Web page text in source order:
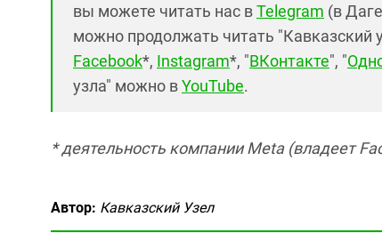
вы можете читать нас вTelegram (в
можно продолжать читать "Кавказский
Facebook*, Instagram*, "ВКонтакте", "
узла" можно вYouTube.
* деятельность компании Meta (владеет
Автор: Кавказский Узел